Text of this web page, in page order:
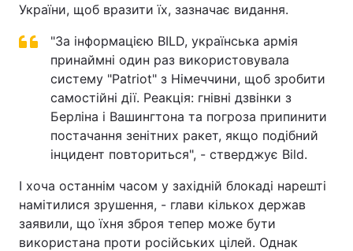
України, щоб вразити їх, зазначає видання.
"За інформацією BILD, українська армія
принаймні один раз використовувала
систему "Patriot" з Німеччини, щоб зробити
самостійні дії. Реакція: гнівні дзвінки з
Берліна і Вашингтона та погроза припинити
постачання зенітних ракет, якщо подібний
інцидент повториться", - стверджує Bild.
І хоча останнім часом у західній блокаді нарешті
намітилися зрушення, - глави кількох держав
заявили, що їхня зброя тепер може бути
використана проти російських цілей. Однак